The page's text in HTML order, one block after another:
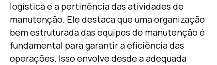
logística e a pertinência das atividades de
manutenção. Ele destaca que uma organização
bem estruturada das equipes de manutenção é
fundamental para garantir a eficiência das
operações. Isso envolve desde a adequada